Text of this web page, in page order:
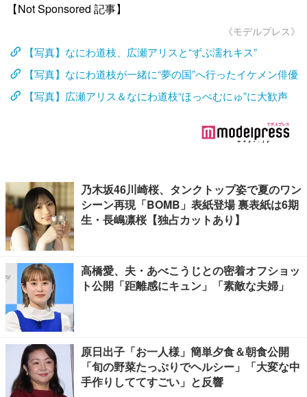
【Not Sponsored 記事】
《モデルプレス》
【写真】なにわ道枝、広瀬アリスと“ずぶ濡れキス”
【写真】なにわ道枝が一緒に“夢の国”へ行ったイケメン俳優
【写真】広瀬アリス＆なにわ道枝“ほっぺむにゅ”に大歓声
乃木坂46川崎桜、タンクトップ姿で夏のワン
シーン再現「BOMB」表紙登場 裏表紙は6期
生・長嶋凛桜【独占カットあり】
高橋愛、夫・あべこうじとの密着オフショッ
ト公開「距離感にキュン」「素敵な夫婦」
原日出子「お一人様」簡単夕食＆朝食公開
「旬の野菜たっぷりでヘルシー」「大変な中
手作りしててすごい」と反響